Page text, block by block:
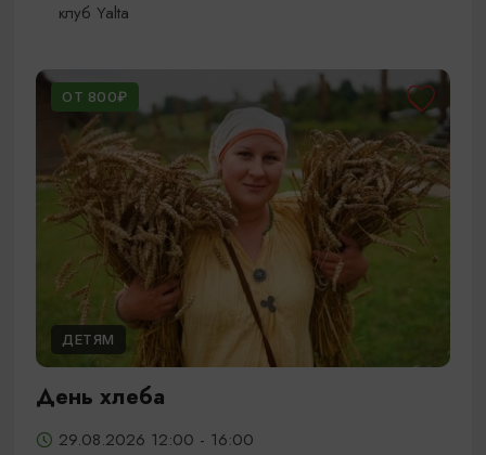
клуб Yalta
ОТ 800₽
ДЕТЯМ
День хлеба
29.08.2026 12:00 - 16:00